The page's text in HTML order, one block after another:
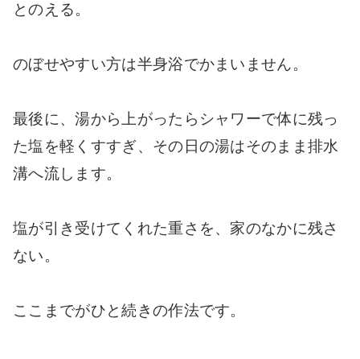
とのえる。
のぼせやすい方は半身浴でかまいません。
最後に、湯から上がったらシャワーで体に残っ
た塩を軽くすすぎ、その日の湯はそのまま排水
溝へ流します。
塩が引き受けてくれた重さを、家のなかに残さ
ない。
ここまでがひと続きの作法です。